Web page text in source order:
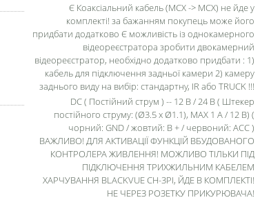
Є Коаксіальний кабель (MCX -> MCX) не йде у
комплекті! за бажанням покупець може його
придбати додатково Є можливість із однокамерного
відеореєстратора зробити двокамерний
відеореєстратор, необхідно додатково придбати : 1)
кабель для підключення задньої камери 2) камеру
заднього виду на вибір: стандартну, IR або TRUCK !!!
DC ( Постійний струм ) -- 12 В / 24 В ( Штекер
постійного струму: (Ø3.5 x Ø1.1), MAX 1 A / 12 В) (
чорний: GND / жовтий: B + / червоний: ACC )
ВАЖЛИВО! ДЛЯ АКТИВАЦІЇ ФУНКЦІЙ ВБУДОВАНОГО
КОНТРОЛЕРА ЖИВЛЕННЯ! МОЖЛИВО ТІЛЬКИ ПІД
ПІДКЛЮЧЕННЯ ТРИХЖИЛЬНИМ КАБЕЛЕМ
ХАРЧУВАННЯ BLACKVUE CH-3PI, ЙДЕ В КОМПЛЕКТІ!
НЕ ЧЕРЕЗ РОЗЕТКУ ПРИКУРЮВАЧА!